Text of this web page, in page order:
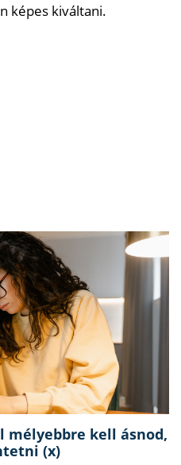
képes kiváltani.
mélyebbre kell ásnod,
(x)